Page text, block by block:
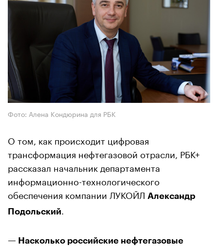
Фото: Алена Кондюрина для РБК
О том, как происходит цифровая
трансформация нефтегазовой отрасли, РБК+
рассказал начальник департамента
информационно-технологического
обеспечения компании ЛУКОЙЛ Александр
Подольский
— Насколько российские нефтегазовые